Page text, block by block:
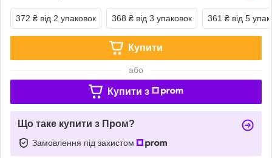
372 ₴ від 2 упаковок 368 ₴ від 3 упаковок 361 ₴ від 5
Купити
або
Купити з
Що таке купити з Пром?
Замовлення під захистом